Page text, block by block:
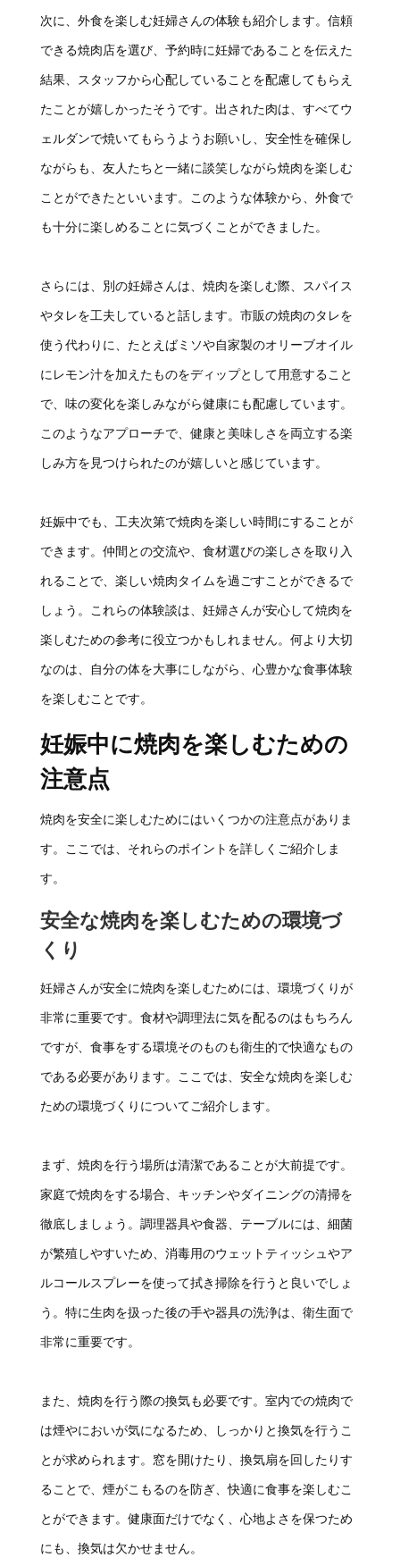
次に、外食を楽しむ妊婦さんの体験も紹介します。信頼
できる焼肉店を選び、予約時に妊婦であることを伝えた
結果、スタッフから心配していることを配慮してもらえ
たことが嬉しかったそうです。出された肉は、すべてウ
ェルダンで焼いてもらうようお願いし、安全性を確保し
ながらも、友人たちと一緒に談笑しながら焼肉を楽しむ
ことができたといいます。このような体験から、外食で
も十分に楽しめることに気づくことができました。
さらには、別の妊婦さんは、焼肉を楽しむ際、スパイス
やタレを工夫していると話します。市販の焼肉のタレを
使う代わりに、たとえばミソや自家製のオリーブオイル
にレモン汁を加えたものをディップとして用意すること
で、味の変化を楽しみながら健康にも配慮しています。
このようなアプローチで、健康と美味しさを両立する楽
しみ方を見つけられたのが嬉しいと感じています。
妊娠中でも、工夫次第で焼肉を楽しい時間にすることが
できます。仲間との交流や、食材選びの楽しさを取り入
れることで、楽しい焼肉タイムを過ごすことができるで
しょう。これらの体験談は、妊婦さんが安心して焼肉を
楽しむための参考に役立つかもしれません。何より大切
なのは、自分の体を大事にしながら、心豊かな食事体験
を楽しむことです。
妊娠中に焼肉を楽しむための
注意点
焼肉を安全に楽しむためにはいくつかの注意点がありま
す。ここでは、それらのポイントを詳しくご紹介しま
す。
安全な焼肉を楽しむための環境づ
くり
妊婦さんが安全に焼肉を楽しむためには、環境づくりが
非常に重要です。食材や調理法に気を配るのはもちろん
ですが、食事をする環境そのものも衛生的で快適なもの
である必要があります。ここでは、安全な焼肉を楽しむ
ための環境づくりについてご紹介します。
まず、焼肉を行う場所は清潔であることが大前提です。
家庭で焼肉をする場合、キッチンやダイニングの清掃を
徹底しましょう。調理器具や食器、テーブルには、細菌
が繁殖しやすいため、消毒用のウェットティッシュやア
ルコールスプレーを使って拭き掃除を行うと良いでしょ
う。特に生肉を扱った後の手や器具の洗浄は、衛生面で
非常に重要です。
また、焼肉を行う際の換気も必要です。室内での焼肉で
は煙やにおいが気になるため、しっかりと換気を行うこ
とが求められます。窓を開けたり、換気扇を回したりす
ることで、煙がこもるのを防ぎ、快適に食事を楽しむこ
とができます。健康面だけでなく、心地よさを保つため
にも、換気は欠かせません。